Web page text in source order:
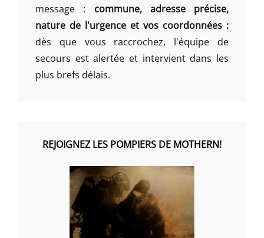
message : commune, adresse précise,
nature de l'urgence et vos coordonnées :
dès que vous raccrochez, l'équipe de
secours est alertée et intervient dans les
plus brefs délais.
REJOIGNEZ LES POMPIERS DE MOTHERN!